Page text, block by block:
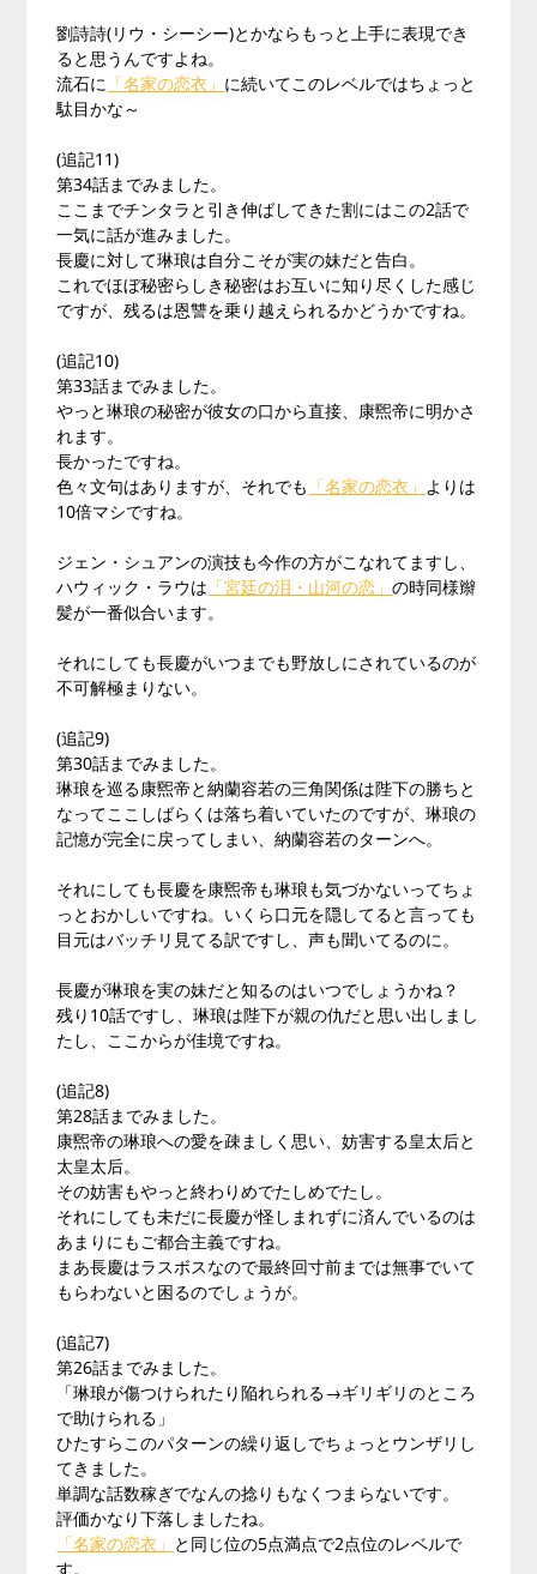
劉詩詩(リウ・シーシー)とかならもっと上手に表現でき
ると思うんですよね。
流石に 「名家の恋衣」 に続いてこのレベルではちょっと
駄目かな～
(追記11)
第34話までみました。
ここまでチンタラと引き伸ばしてきた割にはこの2話で
一気に話が進みました。
長慶に対して琳琅は自分こそが実の妹だと告白。
これでほぼ秘密らしき秘密はお互いに知り尽くした感じ
ですが、残るは恩讐を乗り越えられるかどうかですね。
(追記10)
第33話までみました。
やっと琳琅の秘密が彼女の口から直接、康煕帝に明かさ
れます。
長かったですね。
色々文句はありますが、それでも 「名家の恋衣」 よりは
10倍マシですね。
ジェン・シュアンの演技も今作の方がこなれてますし、
ハウィック・ラウは 「宮廷の泪・山河の恋」の時同様辮
髪が一番似合います。
それにしても長慶がいつまでも野放しにされているのが
不可解極まりない。
(追記9)
第30話までみました。
琳琅を巡る康煕帝と納蘭容若の三角関係は陛下の勝ちと
なってここしばらくは落ち着いていたのですが、琳琅の
記憶が完全に戻ってしまい、納蘭容若のターンへ。
それにしても長慶を康煕帝も琳琅も気づかないってちょ
っとおかしいですね。いくら口元を隠してると言っても
目元はバッチリ見てる訳ですし、声も聞いてるのに。
長慶が琳琅を実の妹だと知るのはいつでしょうかね？
残り10話ですし、琳琅は陛下が親の仇だと思い出しまし
たし、ここからが佳境ですね。
(追記8)
第28話までみました。
康煕帝の琳琅への愛を疎ましく思い、妨害する皇太后と
太皇太后。
その妨害もやっと終わりめでたしめでたし。
それにしても未だに長慶が怪しまれずに済んでいるのは
あまりにもご都合主義ですね。
まあ長慶はラスボスなので最終回寸前までは無事でいて
もらわないと困るのでしょうが。
(追記7)
第26話までみました。
「琳琅が傷つけられたり陥れられる→ギリギリのところ
で助けられる」
ひたすらこのパターンの繰り返しでちょっとウンザリし
てきました。
単調な話数稼ぎでなんの捻りもなくつまらないです。
評価かなり下落しましたね。
「名家の恋衣」 と同じ位の5点満点で2点位のレベルで
す。